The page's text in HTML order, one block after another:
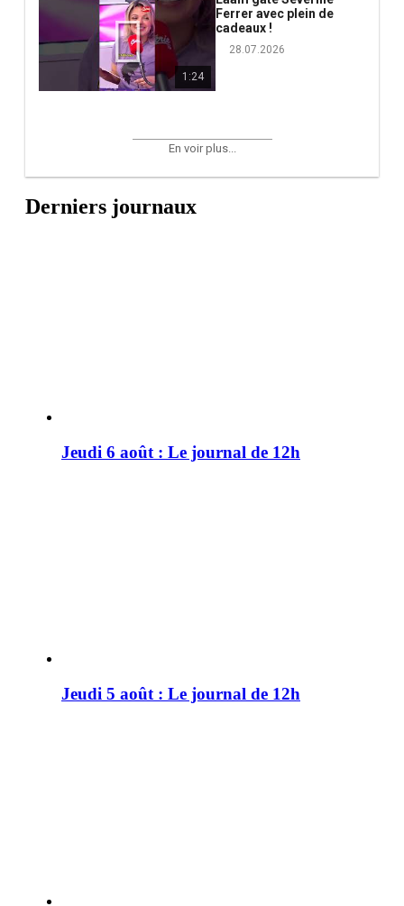
1:24
Ferrer avec plein de
cadeaux !
28.07.2026
En voir plus...
Derniers journaux
Jeudi 6 août : Le journal de 12h
Jeudi 5 août : Le journal de 12h